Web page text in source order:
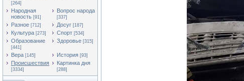
[264]
Народная
новость [91]
Вопрос народа
[337]
Разное [712] Досуг [187]
Культура [273] Спорт [534]
Образование
[441]
Здоровье [315]
Вера [145] История [93]
Происшествия
[3334]
Картинка дня
[288]